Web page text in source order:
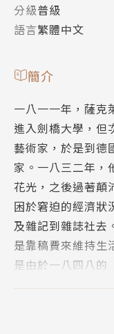
分級普級
語言繁體中文
簡介
一八一一年，薩克
進入劍橋大學，但
藝術家，於是到德
家。一八三二年，
花光，之後過著顛
困於窘迫的經濟狀
及雜記到雜誌社去
是靠稿費來維持生
是由於一八四八的